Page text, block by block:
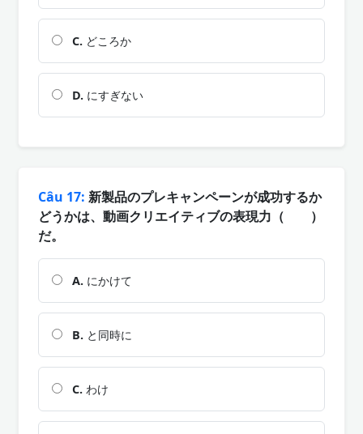
C. どころか
D. にすぎない
Câu 17: 新製品のプレキャンペーンが成功するか
どうかは、動画クリエイティブの表現力（ ）
だ。
A. にかけて
B. と同時に
C. わけ